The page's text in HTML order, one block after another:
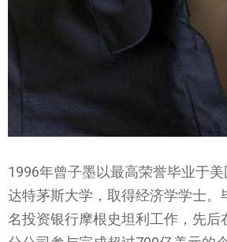
1996年曾子墨以最高荣誉毕业于
达特茅斯大学，取得经济学学士。
名投资银行摩根史坦利工作，先后